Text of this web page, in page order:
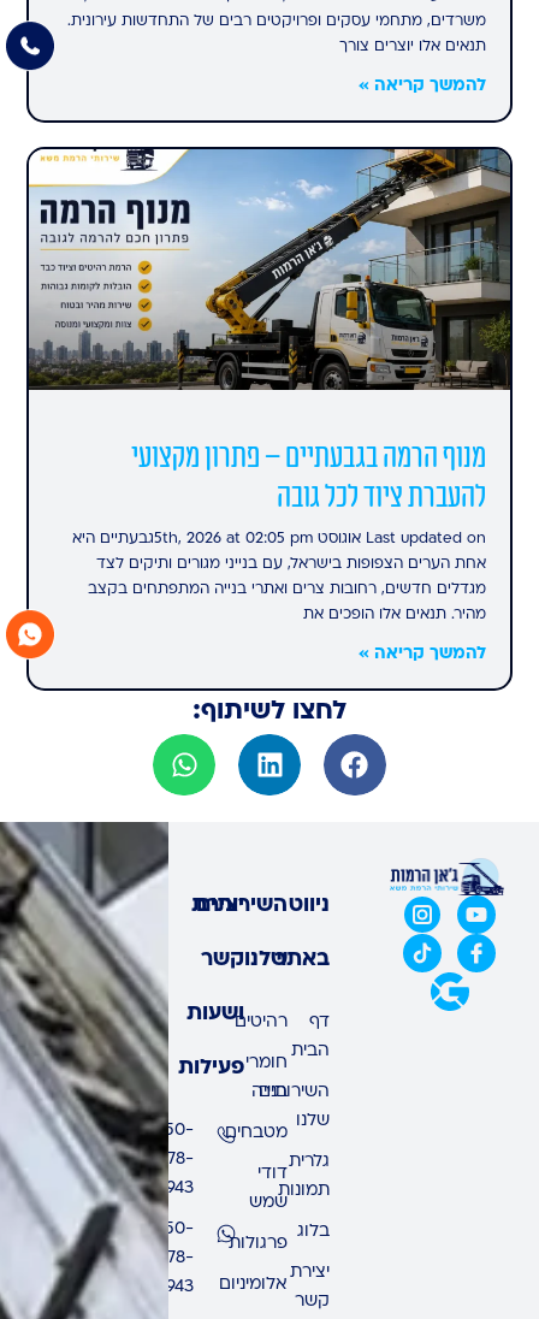
משרדים, מתחמי עסקים ופרויקטים רבים של התחדשות עירונית.
תנאים אלו יוצרים צורך
להמשך קריאה »
מנוף הרמה בגבעתיים – פתרון מקצועי
להעברת ציוד לכל גובה
Last updated on אוגוסט 5th, 2026 at 02:05 pmגבעתיים היא
אחת הערים הצפופות בישראל, עם בנייני מגורים ותיקים לצד
מגדלים חדשים, רחובות צרים ואתרי בנייה המתפתחים בקצב
מהיר. תנאים אלו הופכים את
להמשך קריאה »
לחצו לשיתוף:
ניווט
באתר
דף
הבית
השירותים
שלנו
גלרית
תמונות
בלוג
יצירת
קשר
השירותים
שלנו
רהיטים
חומרי
בנייה
מטבחים
דודי
שמש
פרגולות
אלומיניום
יצירת
קשר
ושעות
פעילות
050-
678-
9943
050-
678-
9943